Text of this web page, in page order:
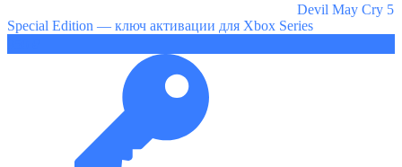
Devil May Cry 5
Special Edition — ключ активации для Xbox Series